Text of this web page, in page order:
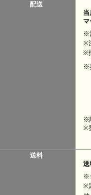
配送
マ
※
※
※
※
※
※
送料
送
※
※